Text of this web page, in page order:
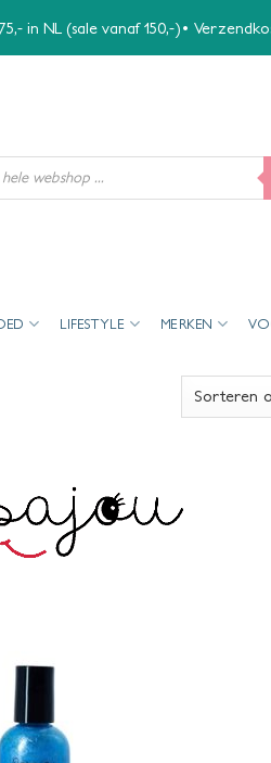
in NL (sale vanaf 150,-)•
LIFESTYLE MERKEN